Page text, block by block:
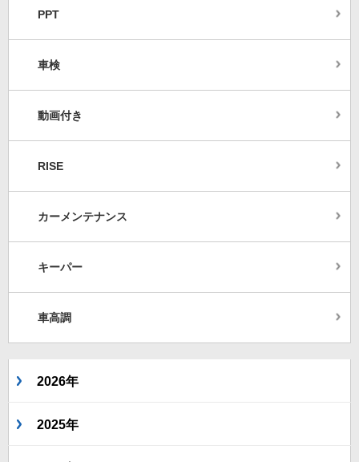
PPT
車検
動画付き
RISE
カーメンテナンス
キーパー
車高調
2026年
2025年